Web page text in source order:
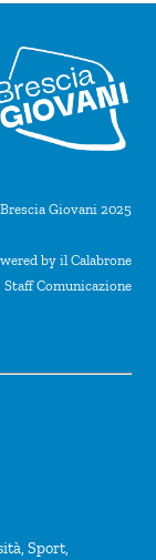
Giovani 2025
by il Calabrone
Staff Comunicazione
Sport,